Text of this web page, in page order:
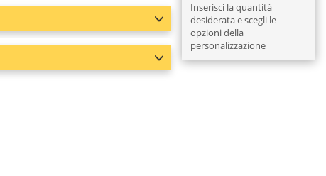
Inserisci la quantità
desiderata e scegli le
opzioni della
personalizzazione